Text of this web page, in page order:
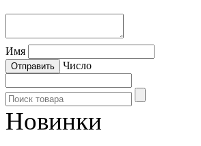
Имя
Число
Новинки